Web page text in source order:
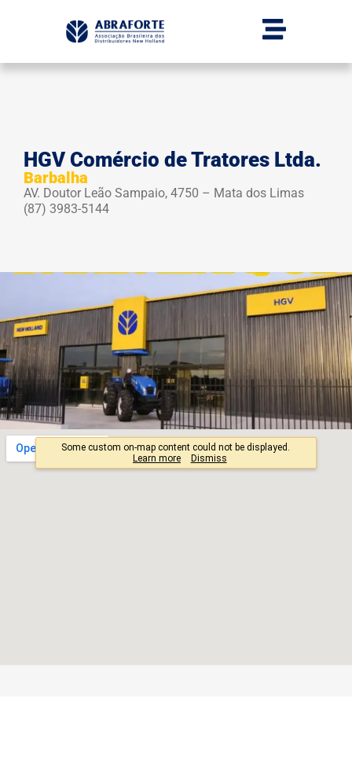
HGV Comércio de Tratores Ltda.
Barbalha
AV. Doutor Leão Sampaio, 4750 – Mata dos Limas
(87) 3983-5144